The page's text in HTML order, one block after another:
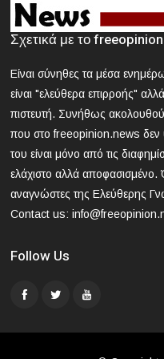
2024-03-21 17:58:30
Κοζάνη: Νεκρός
2024-03-21 17:47:39
ΕΟΔΥ: Nέος θάνατος
2024-03-21 16:52:35
Άγρια συμπλοκή
προάστια
Σχετικά με το
Είναι σύνηθες τα μέσα
είναι "ελεύθερα επιρροής"
πιστευτή. Συνήθως
που στο freeopinion.news δεν
του είναι μόνο από τις
ελάχιστο αλλά
αναγνώστες της Ελεύθερης
Contact us:
Follow Us